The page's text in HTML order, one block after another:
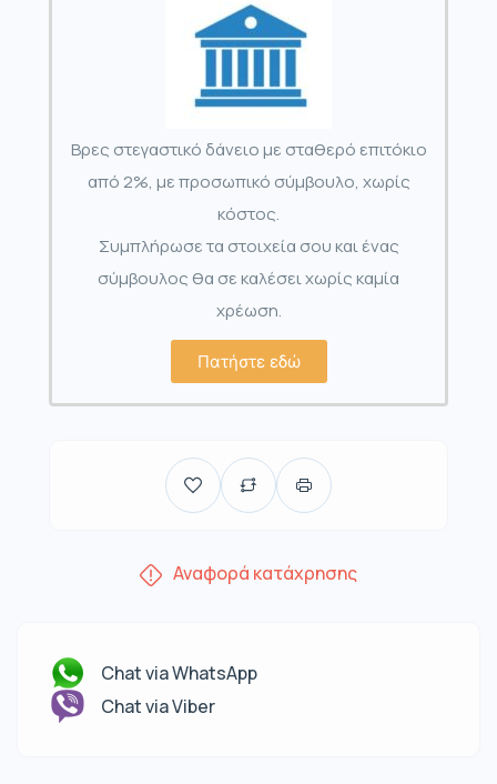
Βρες στεγαστικό δάνειο με σταθερό επιτόκιο
από 2%, με προσωπικό σύμβουλο, χωρίς
κόστος.
Συμπλήρωσε τα στοιχεία σου και ένας
σύμβουλος θα σε καλέσει χωρίς καμία
χρέωση.
Πατήστε εδώ
Αναφορά κατάχρησης
Chat via WhatsApp
Chat via Viber